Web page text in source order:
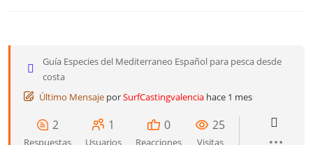
Guía Especies del Mediterraneo Español para pesca desde
costa
Último Mensaje porSurfCastingvalencia hace 1 mes
2
Respuestas
1
Usuarios
0
Reacciones
25
Visitas